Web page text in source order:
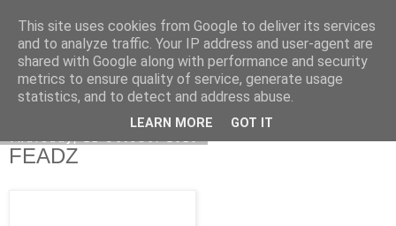
Kormoranos
FEADZ
This site uses cookies from Google to deliver its services
and to analyze traffic. Your IP address and user-agent are
shared with Google along with performance and security
metrics to ensure quality of service, generate usage
statistics, and to detect and address abuse.
LEARN MORE GOT IT